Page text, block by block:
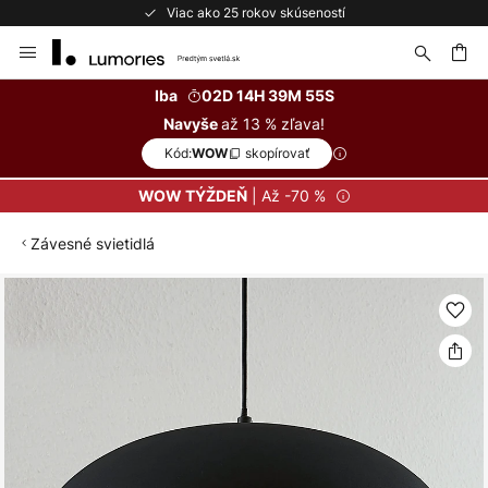
Viac ako 25 rokov skúseností
to
Iba
02D 14H 39M 54S
Navyšeaž 13 % zľava!
Kód:WOW skopírovať
WOW TÝŽDEŇ| Až -70 %
Závesné svietidlá
Preskočiť